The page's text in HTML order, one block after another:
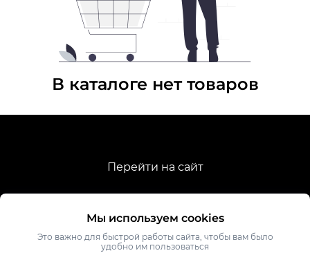
В каталоге нет товаров
Перейти на сайт
Политика конфиденциальности
Мы используем cookies
Это важно для быстрой работы сайта, чтобы вам было
удобно им пользоваться